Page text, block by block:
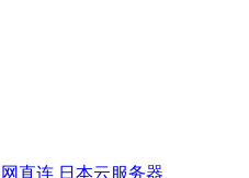
直连 日本云服务器